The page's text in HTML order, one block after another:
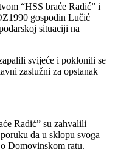
“HSS braće Radić” i
gospodin Lučić
situaciji na
svijeće i poklonili se
zaslužni za opstanak
Radić” su zahvalili
da u sklopu svoga
Domovinskom ratu.